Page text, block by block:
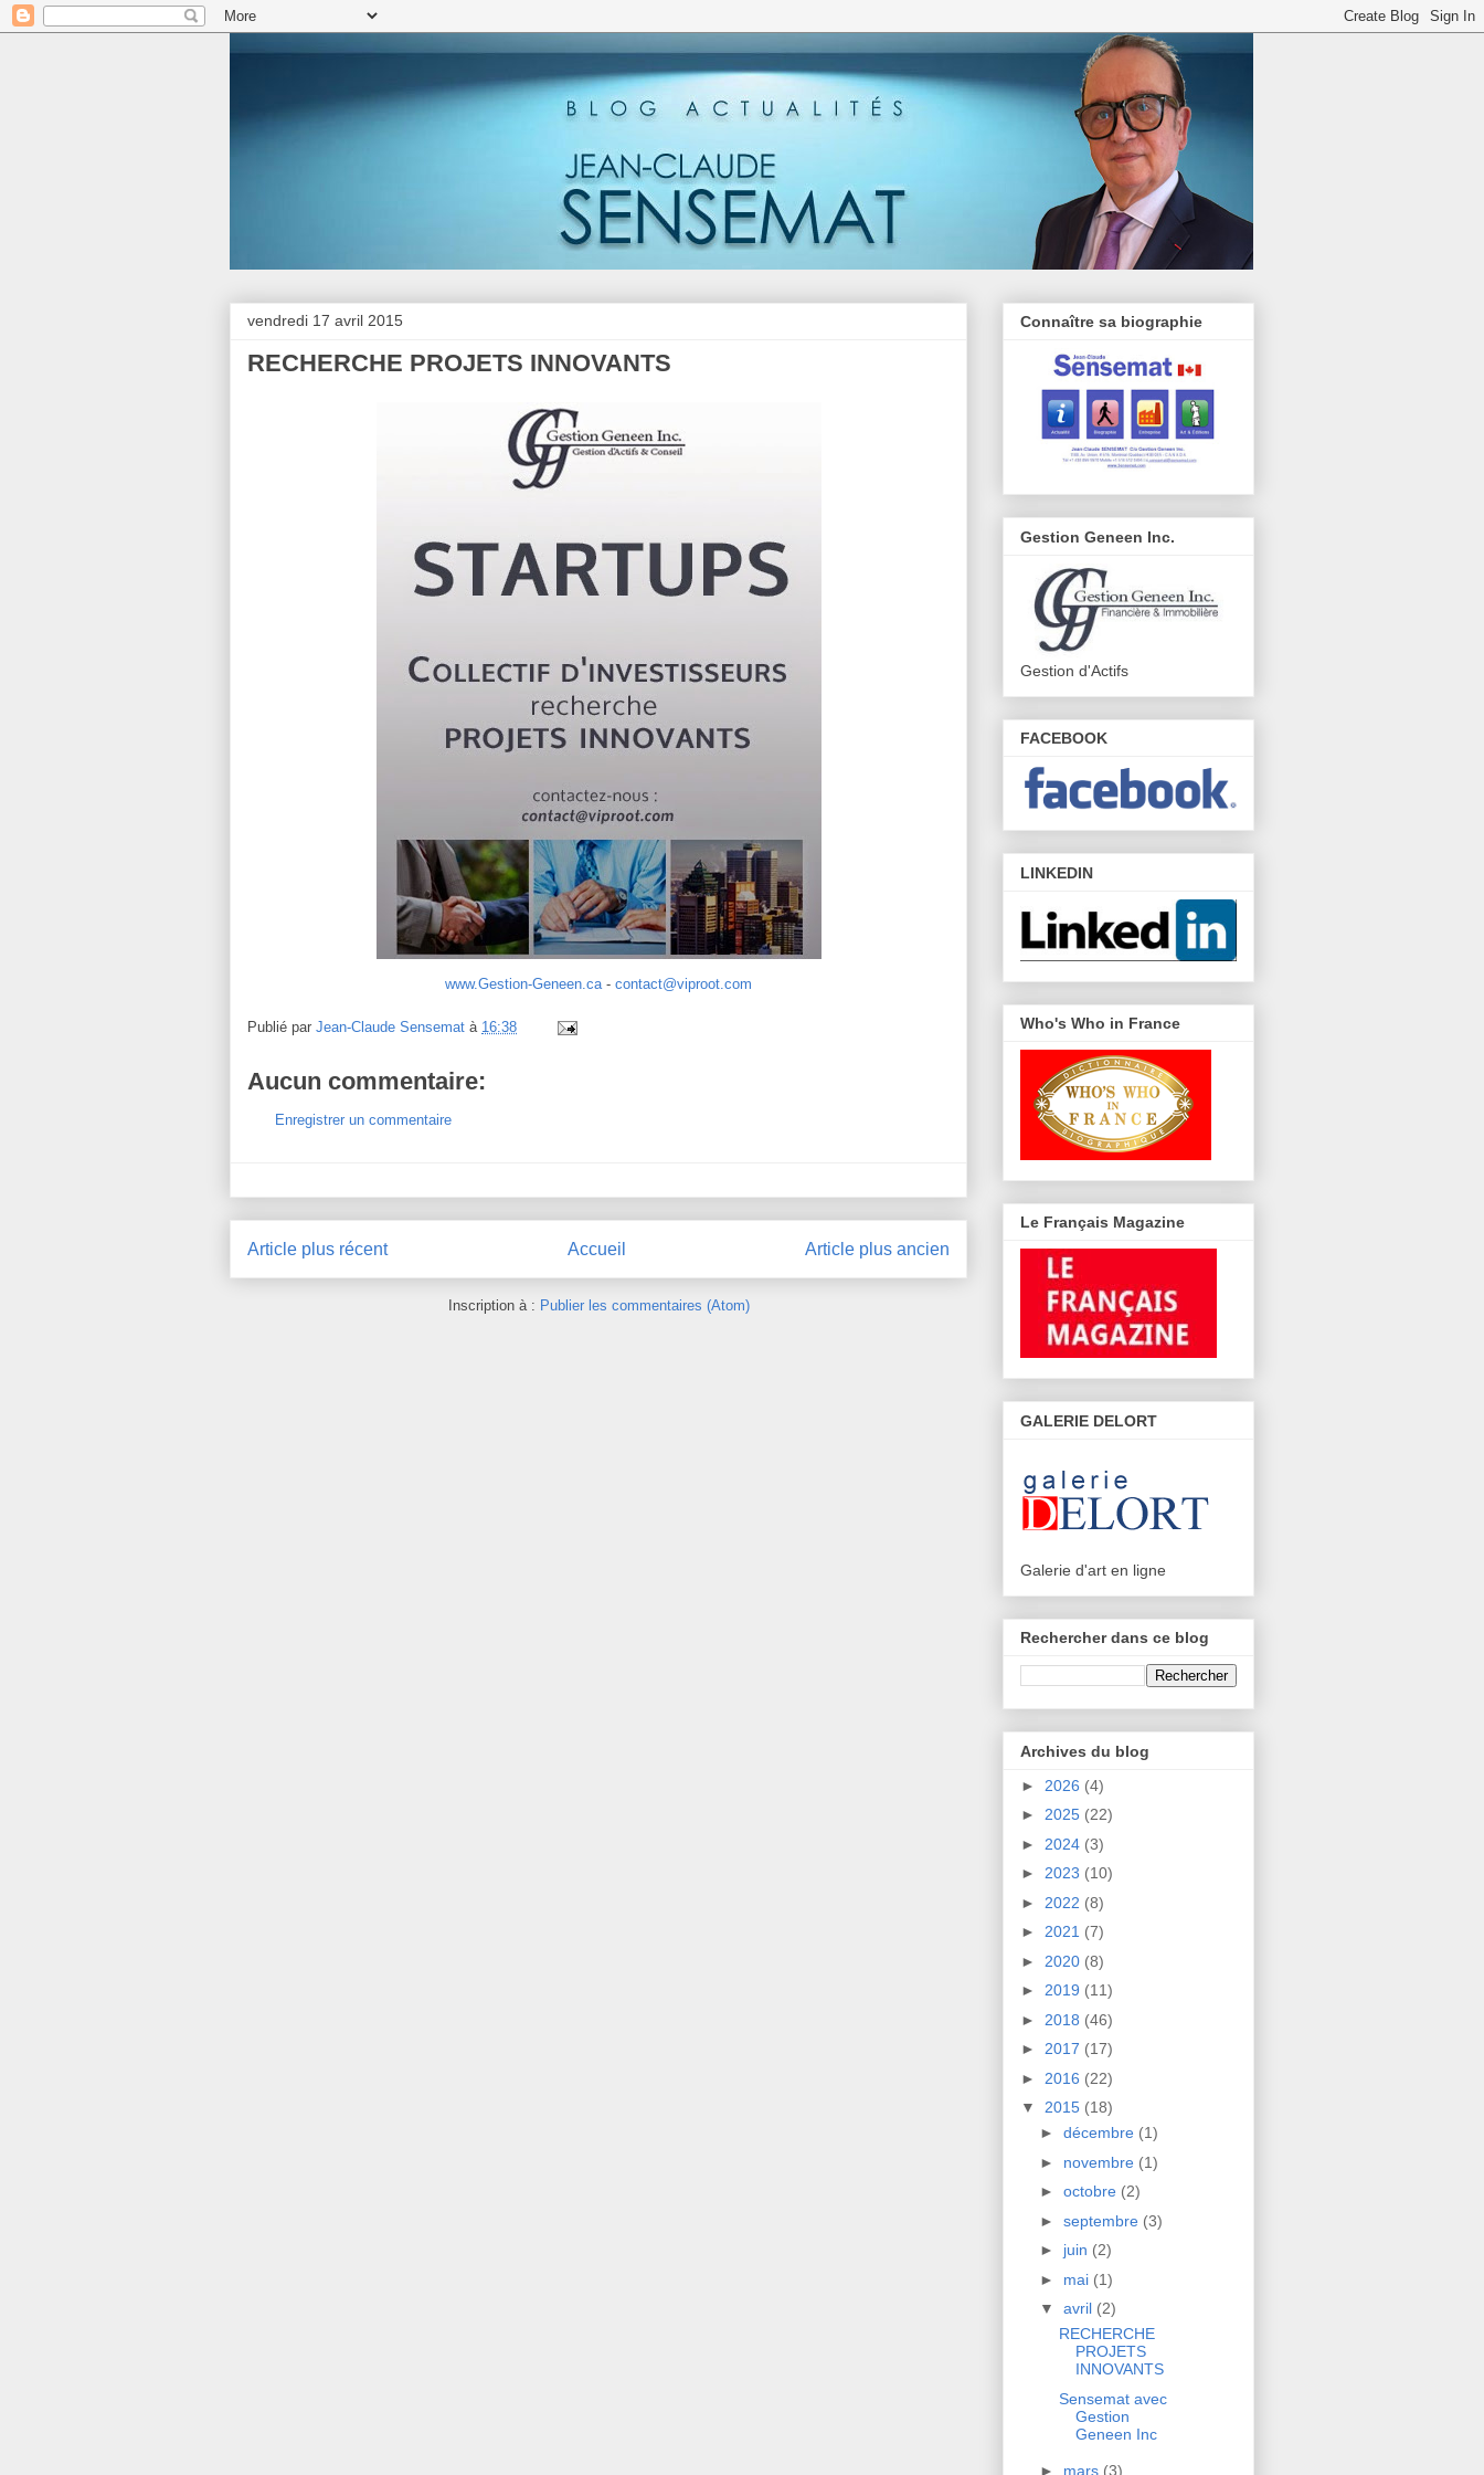
vendredi 17 avril 2015
RECHERCHE PROJETS INNOVANTS
www.Gestion-Geneen.ca- contact@viproot.com
Publié par Jean-Claude Sensemat à 16:38
Aucun commentaire:
Enregistrer un commentaire
Article plus récent Article plus ancien
Accueil
Inscription à : Publier les commentaires (Atom)
Connaître sa biographie
Gestion Geneen Inc.
Gestion d'Actifs
FACEBOOK
LINKEDIN
Who's Who in France
Le Français Magazine
GALERIE DELORT
Galerie d'art en ligne
Rechercher dans ce blog
Archives du blog
► 2026 (4)
► 2025 (22)
► 2024 (3)
► 2023 (10)
► 2022 (8)
► 2021 (7)
► 2020 (8)
► 2019 (11)
► 2018 (46)
► 2017 (17)
► 2016 (22)
▼ 2015 (18)
► décembre (1)
► novembre (1)
► octobre (2)
► septembre (3)
► juin (2)
► mai (1)
▼ avril (2)
RECHERCHE
PROJETS
INNOVANTS
Sensemat avec
Gestion
Geneen Inc
► mars (3)